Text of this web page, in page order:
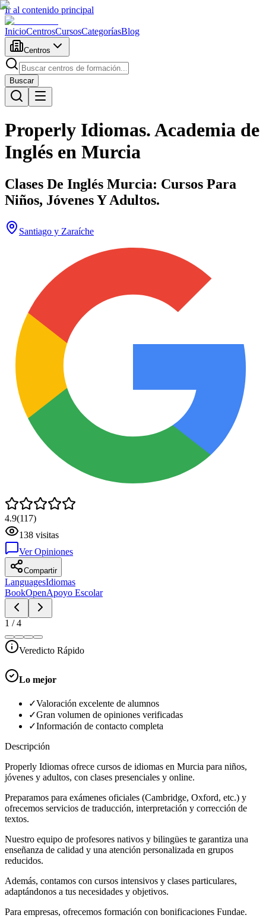
Ir al contenido principal
InicioCentrosCursosCategoríasBlog
Centros
Buscar
Properly Idiomas. Academia de
Inglés en Murcia
Clases De Inglés Murcia: Cursos Para
Niños, Jóvenes Y Adultos.
Santiago y Zaraíche
4.9(117)
138 visitas
Ver Opiniones
Compartir
LanguagesIdiomas
BookOpenApoyo Escolar
1 /4
Veredicto Rápido
Lo mejor
✓Valoración excelente de alumnos
✓Gran volumen de opiniones verificadas
✓Información de contacto completa
Descripción
Properly Idiomas ofrece cursos de idiomas en Murcia para niños,
jóvenes y adultos, con clases presenciales y online.
Preparamos para exámenes oficiales (Cambridge, Oxford, etc.) y
ofrecemos servicios de traducción, interpretación y corrección de
textos.
Nuestro equipo de profesores nativos y bilingües te garantiza una
enseñanza de calidad y una atención personalizada en grupos
reducidos.
Además, contamos con cursos intensivos y clases particulares,
adaptándonos a tus necesidades y objetivos.
Para empresas, ofrecemos formación con bonificaciones Fundae.